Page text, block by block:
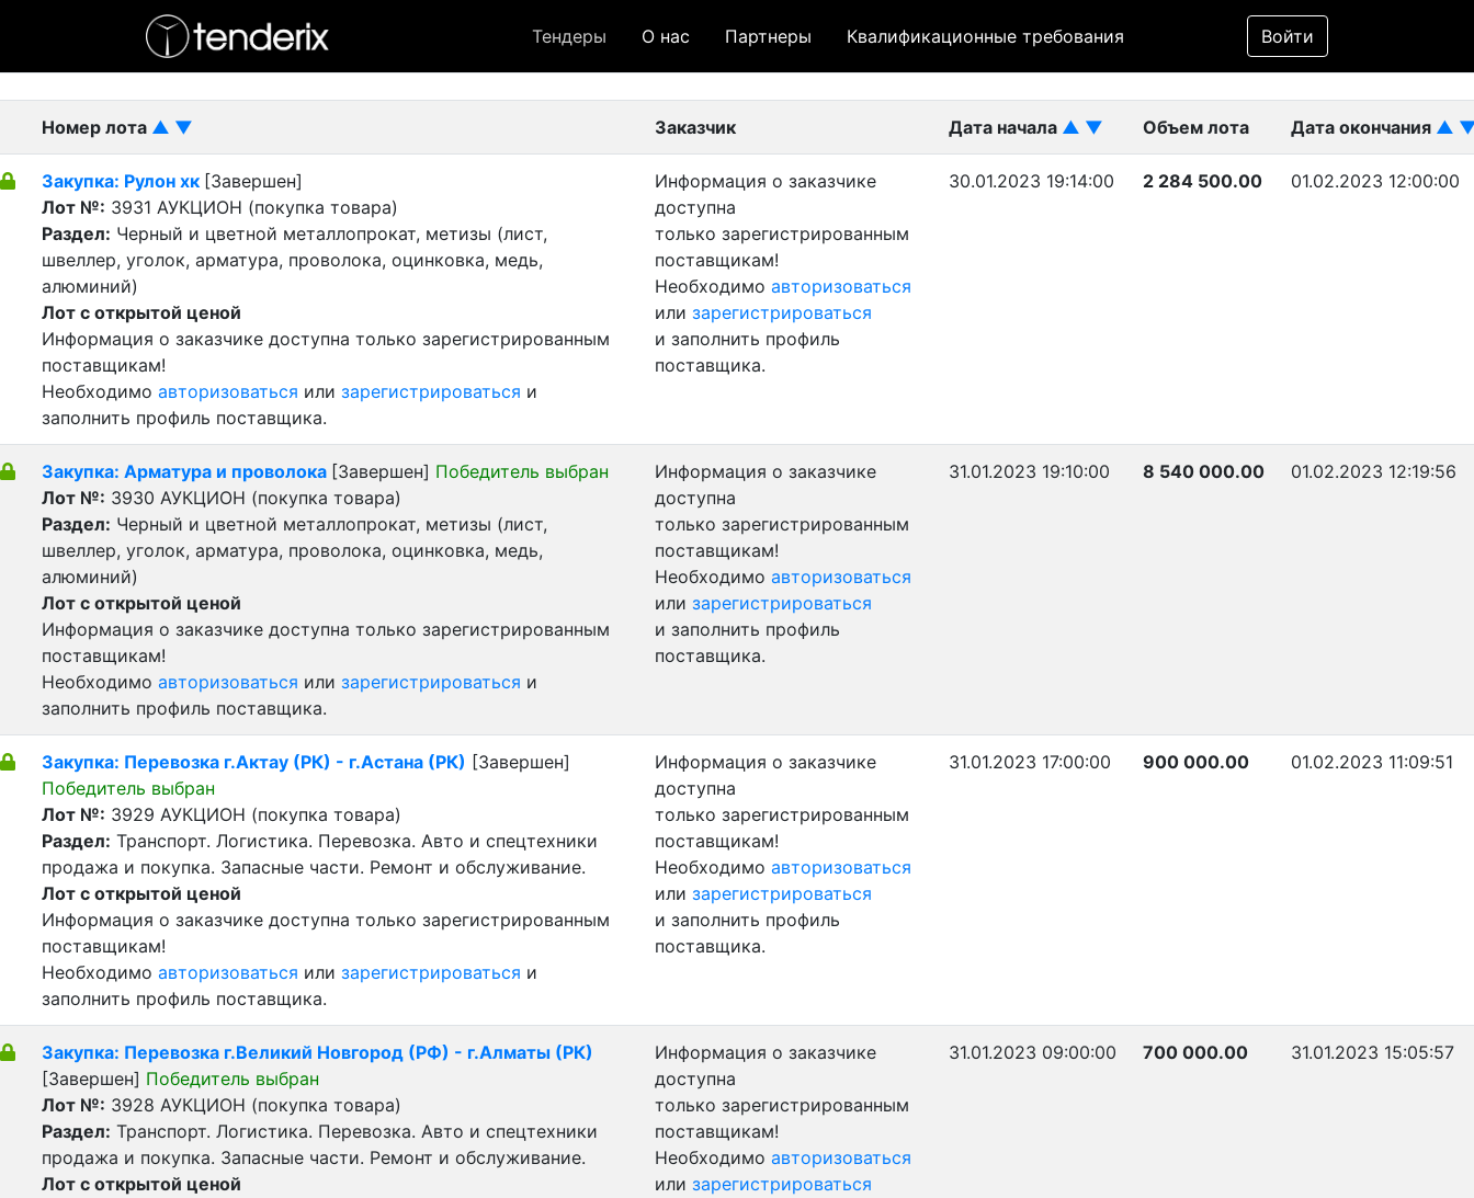
Тендеры О нас Партнеры Квалификационные требования Войти
Фильтр
- Завершенный лот
Номер лота ▲ ▼ Заказчик Дата начала ▲ ▼ Объем лота Дата окончания ▲
Закупка: Рулон хк [Завершен]
Лот №: 3931 АУКЦИОН (покупка товара)
Раздел: Черный и цветной металлопрокат, метизы (лист,
швеллер, уголок, арматура, проволока, оцинковка, медь,
алюминий)
Лот с открытой ценой
Информация о заказчике доступна только зарегистрированным
поставщикам!
Необходимо авторизоваться или зарегистрироваться и
заполнить профиль поставщика.
Информация о заказчике
доступна
только зарегистрированным
поставщикам!
Необходимо авторизоваться
или зарегистрироваться
и заполнить профиль
поставщика.
30.01.2023 19:14:00 2 284 500.00 01.02.2023 12:00:00
Закупка: Арматура и проволока [Завершен] Победитель выбран
Лот №: 3930 АУКЦИОН (покупка товара)
Раздел: Черный и цветной металлопрокат, метизы (лист,
швеллер, уголок, арматура, проволока, оцинковка, медь,
алюминий)
Лот с открытой ценой
Информация о заказчике доступна только зарегистрированным
поставщикам!
Необходимо авторизоваться или зарегистрироваться и
заполнить профиль поставщика.
Информация о заказчике
доступна
только зарегистрированным
поставщикам!
Необходимо авторизоваться
или зарегистрироваться
и заполнить профиль
поставщика.
31.01.2023 19:10:00 8 540 000.00 01.02.2023 12:19:56
Закупка: Перевозка г.Актау (РК) - г.Астана (РК) [Завершен]
Победитель выбран
Лот №: 3929 АУКЦИОН (покупка товара)
Раздел: Транспорт. Логистика. Перевозка. Авто и спецтехники
продажа и покупка. Запасные части. Ремонт и обслуживание.
Лот с открытой ценой
Информация о заказчике доступна только зарегистрированным
поставщикам!
Необходимо авторизоваться или зарегистрироваться и
заполнить профиль поставщика.
Информация о заказчике
доступна
только зарегистрированным
поставщикам!
Необходимо авторизоваться
или зарегистрироваться
и заполнить профиль
поставщика.
31.01.2023 17:00:00 900 000.00 01.02.2023 11:09:51
Закупка: Перевозка г.Великий Новгород (РФ) - г.Алматы (РК)
[Завершен] Победитель выбран
Лот №: 3928 АУКЦИОН (покупка товара)
Раздел: Транспорт. Логистика. Перевозка. Авто и спецтехники
продажа и покупка. Запасные части. Ремонт и обслуживание.
Лот с открытой ценой
Информация о заказчике
доступна
только зарегистрированным
поставщикам!
Необходимо авторизоваться
или зарегистрироваться
31.01.2023 09:00:00 700 000.00 31.01.2023 15:05:57